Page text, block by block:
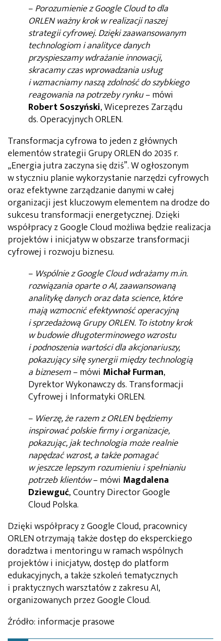
–Porozumienie z Google Cloud to dla
ORLEN ważny krok w realizacji naszej
strategii cyfrowej. Dzięki zaawansowanym
technologiom i analityce danych
przyspieszamy wdrażanie innowacji,
skracamy czas wprowadzania usług
i wzmacniamy naszą zdolność do szybkiego
reagowania na potrzeby rynku– mówi
Robert Soszyński, Wiceprezes Zarządu
ds. Operacyjnych ORLEN.
Transformacja cyfrowa to jeden z głównych
elementów strategii Grupy ORLEN do 2035 r.
„Energia jutra zaczyna się dziś”. W ogłoszonym
w styczniu planie wykorzystanie narzędzi cyfrowych
oraz efektywne zarządzanie danymi w całej
organizacji jest kluczowym elementem na drodze do
sukcesu transformacji energetycznej. Dzięki
współpracy z Google Cloud możliwa będzie realizacja
projektów i inicjatyw w obszarze transformacji
cyfrowej i rozwoju biznesu.
– Wspólnie z Google Cloud wdrażamy m.in.
rozwiązania oparte o AI, zaawansowaną
analitykę danych oraz data science, które
mają wzmocnić efektywność operacyjną
i sprzedażową Grupy ORLEN. To istotny krok
w budowie długoterminowego wzrostu
i podnoszenia wartości dla akcjonariuszy,
pokazujący siłę synergii między technologią
a biznesem– mówi Michał Furman,
Dyrektor Wykonawczy ds. Transformacji
Cyfrowej i Informatyki ORLEN.
– Wierzę, że razem z ORLEN będziemy
inspirować polskie firmy i organizacje,
pokazując, jak technologia może realnie
napędzać wzrost, a także pomagać
w jeszcze lepszym rozumieniu i spełnianiu
potrzeb klientów– mówi Magdalena
Dziewguć, Country Director Google
Cloud Polska.
Dzięki współpracy z Google Cloud, pracownicy
ORLEN otrzymają także dostęp do eksperckiego
doradztwa i mentoringu w ramach wspólnych
projektów i inicjatyw, dostęp do platform
edukacyjnych, a także szkoleń tematycznych
i praktycznych warsztatów z zakresu AI,
organizowanych przez Google Cloud.
Źródło: informacje prasowe